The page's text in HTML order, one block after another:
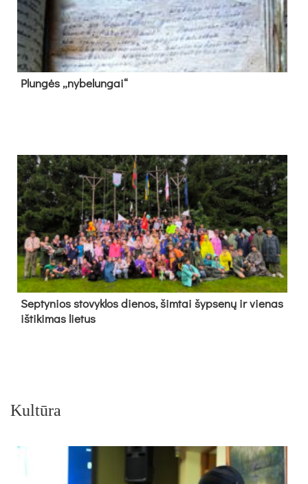
Plun­gės „ny­be­lun­gai“
Sep­ty­nios sto­vyk­los die­nos, šim­tai šyp­se­nų ir vie­nas
iš­ti­ki­mas lie­tus
Kultūra